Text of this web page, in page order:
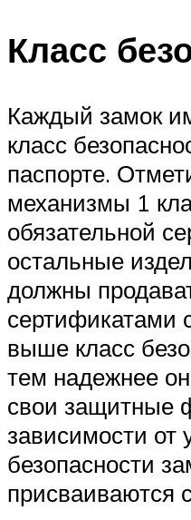
Класс
Каждый замок
класс
паспорте.
механизмы 1
обязательной
остальные
должны
сертификатами
выше класс
тем надежнее
свои защитные
зависимости от
безопасности
присваиваются